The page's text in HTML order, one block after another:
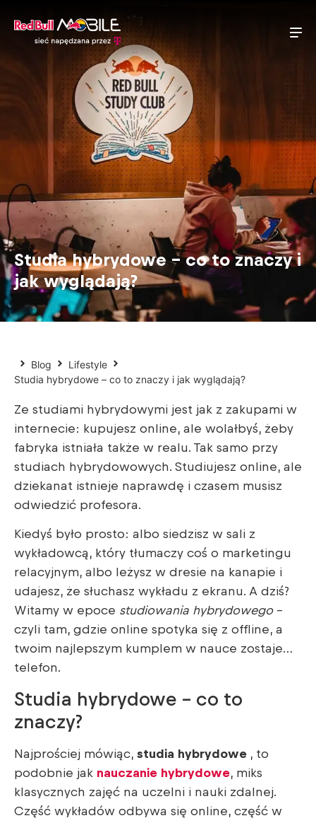
Studia hybrydowe – co to znaczy i
jak wyglądają?
Blog
Lifestyle
Studia hybrydowe – co to znaczy i jak wyglądają?
Ze studiami hybrydowymi jest jak z zakupami w
internecie: kupujesz online, ale wolałbyś, żeby
fabryka istniała także w realu. Tak samo przy
studiach hybrydowowych. Studiujesz online, ale
dziekanat istnieje naprawdę i czasem musisz
odwiedzić profesora.
Kiedyś było prosto: albo siedzisz w sali z
wykładowcą, który tłumaczy coś o marketingu
relacyjnym, albo leżysz w dresie na kanapie i
udajesz, że słuchasz wykładu z ekranu. A dziś?
Witamy w epoce studiowania hybrydowego–
czyli tam, gdzie online spotyka się z offline, a
twoim najlepszym kumplem w nauce zostaje…
telefon.
Studia hybrydowe – co to
znaczy?
Najprościej mówiąc, studia hybrydowe , to
podobnie jak nauczanie hybrydowe, miks
klasycznych zajęć na uczelni i nauki zdalnej.
Część wykładów odbywa się online, część w